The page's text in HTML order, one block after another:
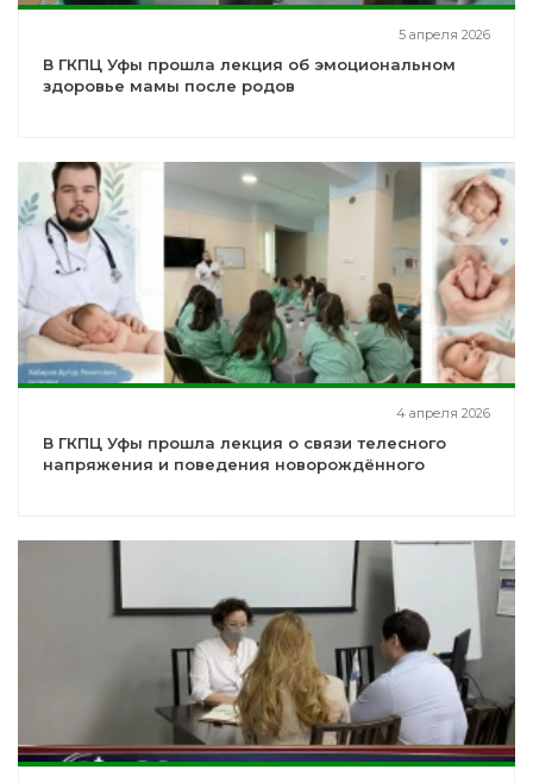
5 апреля 2026
В ГКПЦ Уфы прошла лекция об эмоциональном
здоровье мамы после родов
4 апреля 2026
В ГКПЦ Уфы прошла лекция о связи телесного
напряжения и поведения новорождённого